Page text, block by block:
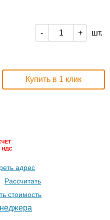
- + шт.
Купить в 1 клик
адрес
Расcчитать
стоимость